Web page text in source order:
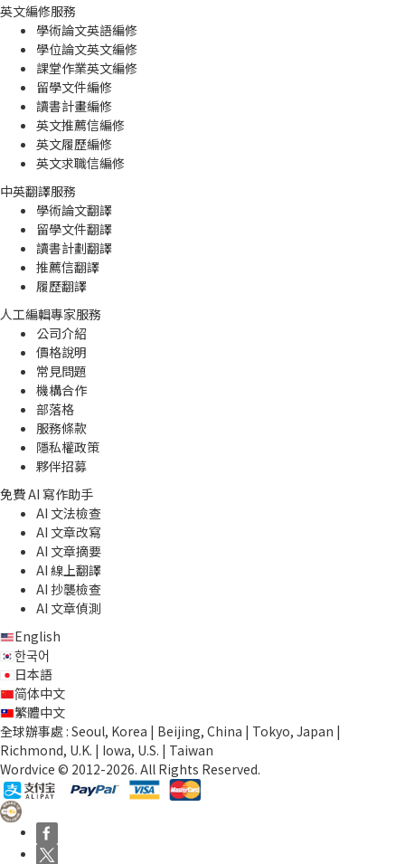
英文編修服務
學術論文英語編修
學位論文英文編修
課堂作業英文編修
留學文件編修
讀書計畫編修
英文推薦信編修
英文履歷編修
英文求職信編修
中英翻譯服務
學術論文翻譯
留學文件翻譯
讀書計劃翻譯
推薦信翻譯
履歷翻譯
人工編輯專家服務
公司介紹
價格說明
常見問題
機構合作
部落格
服務條款
隱私權政策
夥伴招募
免費 AI 寫作助手
AI 文法檢查
AI 文章改寫
AI 文章摘要
AI 線上翻譯
AI 抄襲檢查
AI 文章偵測
English
한국어
日本語
简体中文
繁體中文
全球辦事處 : Seoul, Korea | Beijing, China | Tokyo, Japan |
Richmond, U.K. | Iowa, U.S. | Taiwan
Wordvice © 2012-2026. All Rights Reserved.